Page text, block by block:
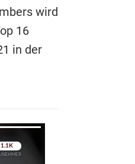
wird
16
in der